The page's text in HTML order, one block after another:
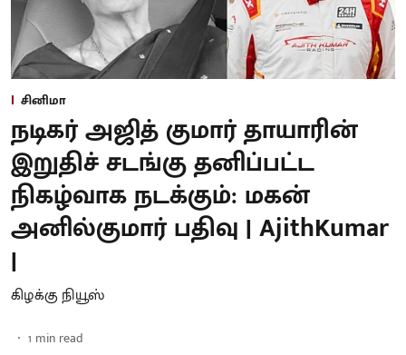
சினிமா
நடிகர் அஜித் குமார் தாயாரின்
இறுதிச் சடங்கு தனிப்பட்ட
நிகழ்வாக நடக்கும்: மகன்
அனில்குமார் பதிவு | AjithKumar
|
கிழக்கு நியூஸ்
1 min read